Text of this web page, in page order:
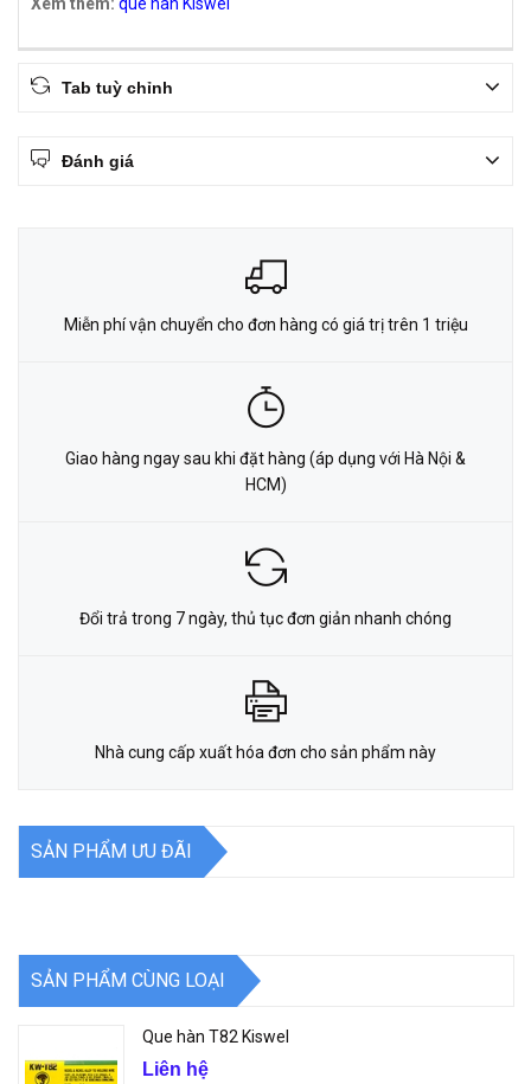
Tab tuỳ chỉnh
Đánh giá
Miễn phí vận chuyển cho đơn hàng có giá trị trên 1 triệu
Giao hàng ngay sau khi đặt hàng (áp dụng với Hà Nội &
HCM)
Đổi trả trong 7 ngày, thủ tục đơn giản nhanh chóng
Nhà cung cấp xuất hóa đơn cho sản phẩm này
SẢN PHẨM ƯU ĐÃI
SẢN PHẨM CÙNG LOẠI
Que hàn T82 Kiswel
Liên hệ